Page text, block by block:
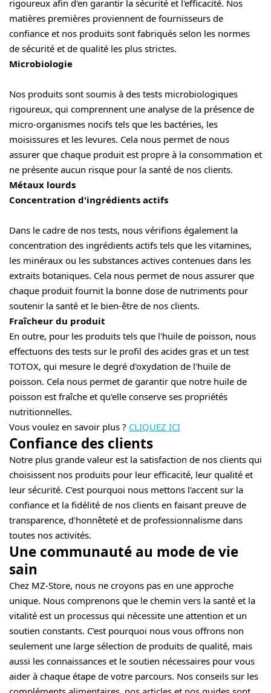
rigoureux afin d'en garantir la sécurité et l'efficacité. Nos
matières premières proviennent de fournisseurs de
confiance et nos produits sont fabriqués selon les normes
de sécurité et de qualité les plus strictes.
Microbiologie
Nos produits sont soumis à des tests microbiologiques
rigoureux, qui comprennent une analyse de la présence de
micro-organismes nocifs tels que les bactéries, les
moisissures et les levures. Cela nous permet de nous
assurer que chaque produit est propre à la consommation et
ne présente aucun risque pour la santé de nos clients.
Métaux lourds
Concentration d'ingrédients actifs
Dans le cadre de nos tests, nous vérifions également la
concentration des ingrédients actifs tels que les vitamines,
les minéraux ou les substances actives contenues dans les
extraits botaniques. Cela nous permet de nous assurer que
chaque produit fournit la bonne dose de nutriments pour
soutenir la santé et le bien-être de nos clients.
Fraîcheur du produit
En outre, pour les produits tels que l'huile de poisson, nous
effectuons des tests sur le profil des acides gras et un test
TOTOX, qui mesure le degré d'oxydation de l'huile de
poisson. Cela nous permet de garantir que notre huile de
poisson est fraîche et qu'elle conserve ses propriétés
nutritionnelles.
Vous voulez en savoir plus ? CLIQUEZ ICI
Confiance des clients
Notre plus grande valeur est la satisfaction de nos clients qui
choisissent nos produits pour leur efficacité, leur qualité et
leur sécurité. C'est pourquoi nous mettons l'accent sur la
confiance et la fidélité de nos clients en faisant preuve de
transparence, d'honnêteté et de professionnalisme dans
toutes nos activités.
Une communauté au mode de vie
sain
Chez MZ-Store, nous ne croyons pas en une approche
unique. Nous comprenons que le chemin vers la santé et la
vitalité est un processus qui nécessite une attention et un
soutien constants. C'est pourquoi nous vous offrons non
seulement une large sélection de produits de qualité, mais
aussi les connaissances et le soutien nécessaires pour vous
aider à chaque étape de votre parcours. Nos conseils sur les